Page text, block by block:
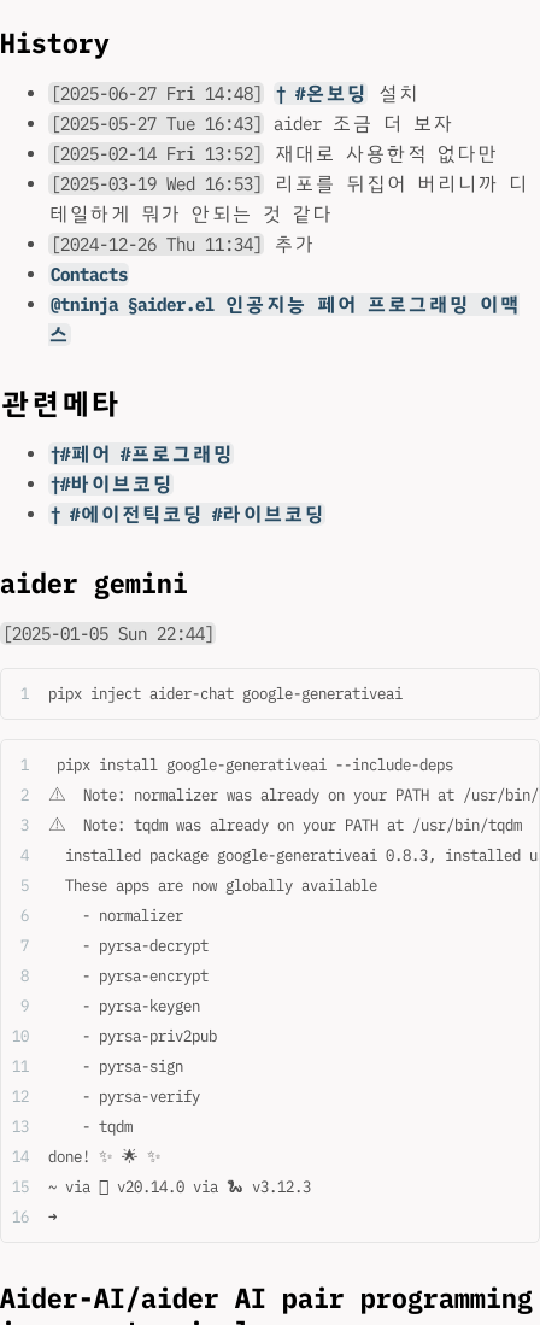
History
[2025-06-27 Fri 14:48] † #온보딩
설치
[2025-05-27 Tue 16:43]
aider 조금 더 보자
[2025-02-14 Fri 13:52]
재대로 사용한적 없다만
[2025-03-19 Wed 16:53]
리포를 뒤집어 버리니까 디
테일하게 뭐가 안되는 것 같다
[2024-12-26 Thu 11:34]
추가
Contacts
@tninja §aider.el 인공지능 페어 프로그래밍 이맥
스
관련메타
†#페어 #프로그래밍
†#바이브코딩
† #에이전틱코딩 #라이브코딩
aider gemini
[2025-01-05 Sun 22:44]
pipx inject aider-chat google-generativeai
pipx install google-generativeai --include-deps
⚠️  Note: normalizer was already on your PATH at /usr/bin/
⚠️  Note: tqdm was already on your PATH at /usr/bin/tqdm
installed package google-generativeai 0.8.3, installed
  These apps are now globally available
    - normalizer
    - pyrsa-decrypt
    - pyrsa-encrypt
    - pyrsa-keygen
    - pyrsa-priv2pub
    - pyrsa-sign
    - pyrsa-verify
    - tqdm
done! ✨ 🌟 ✨
~ via  v20.14.0 via 🐍 v3.12.3
➜
Aider-AI/aider AI pair programming